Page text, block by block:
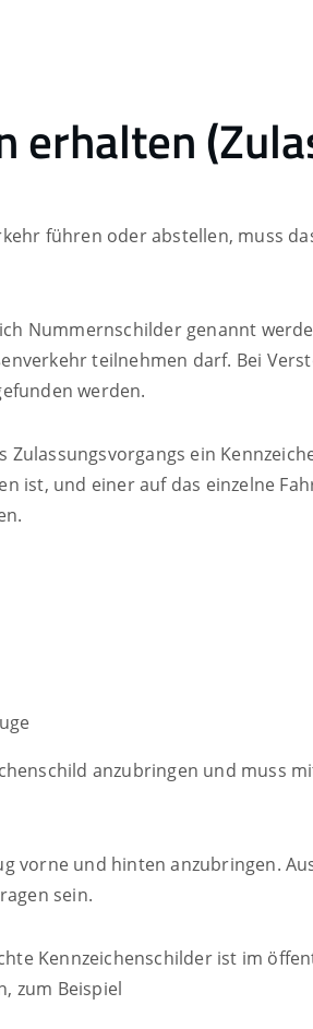
erhalten
führen oder abstellen, muss
Nummernschilder genannt
teilnehmen darf. Bei
werden.
ein
ist, und einer auf das einzelne
anzubringen und muss
vorne und hinten anzubringen.
sein.
Kennzeichenschilder ist im
zum Beispiel